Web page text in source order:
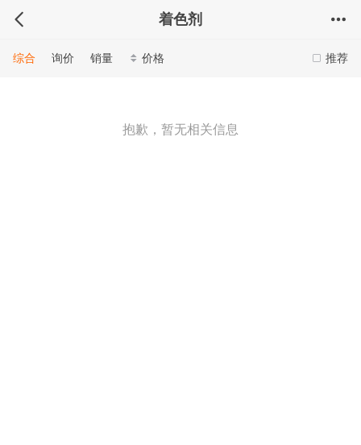
着色剂
推荐
综合 询价 销量 价格
抱歉，暂无相关信息